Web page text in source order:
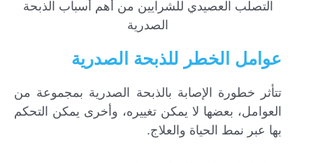
التصلب العصيدي للشرايين من أهم أسباب الذبحة
الصدرية
عوامل الخطر للذبحة الصدرية
تتأثر خطورة الإصابة بالذبحة الصدرية بمجموعة من
العوامل، بعضها لا يمكن تغييره، وأخرى يمكن التحكم
بها عبر نمط الحياة والعلاج.